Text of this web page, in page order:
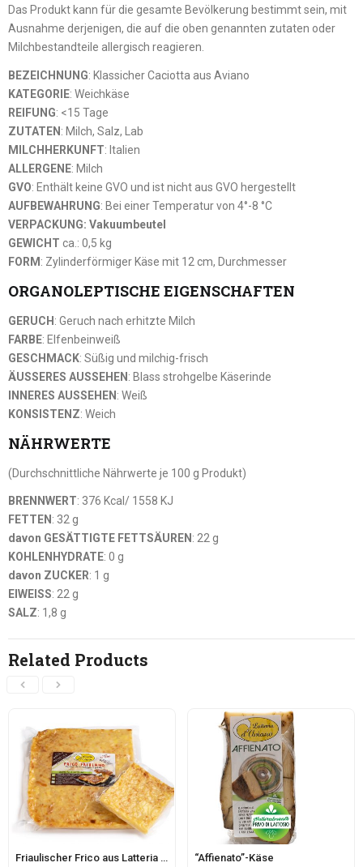
Das Produkt kann für die gesamte Bevölkerung bestimmt sein, mit
Ausnahme derjenigen, die auf die oben genannten zutaten oder
Milchbestandteile allergisch reagieren.
BEZEICHNUNG: Klassicher Caciotta aus Aviano
KATEGORIE: Weichkäse
REIFUNG: <15 Tage
ZUTATEN : Milch, Salz, Lab
MILCHHERKUNFT: Italien
ALLERGENE: Milch
GVO: Enthält keine GVO und ist nicht aus GVO hergestellt
AUFBEWAHRUNG: Bei einer Temperatur von 4°-8 °C
VERPACKUNG: Vakuumbeutel
GEWICHT ca.: 0,5 kg
FORM : Zylinderförmiger Käse mit 12 cm, Durchmesser
ORGANOLEPTISCHE EIGENSCHAFTEN
GERUCH : Geruch nach erhitzte Milch
FARBE: Elfenbeinweiß
GESCHMACK: Süßig und milchig-frisch
ÄUSSERES AUSSEHEN : Blass strohgelbe Käserinde
INNERES AUSSEHEN : Weiß
KONSISTENZ: Weich
NÄHRWERTE
(Durchschnittliche Nährwerte je 100 g Produkt)
BRENNWERT: 376 Kcal/ 1558 KJ
FETTEN : 32 g
davon GESÄTTIGTE FETTSÄUREN : 22 g
KOHLENHYDRATE: 0 g
davon ZUCKER: 1 g
EIWEISS: 22 g
SALZ: 1,8 g
Related Products
Friaulischer Frico aus Latteria d’Aviano, im Familienformat “Affienato”-Käse